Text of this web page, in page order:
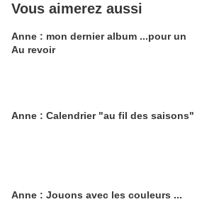
Vous aimerez aussi
Anne : mon dernier album ...pour un
Au revoir
Anne : Calendrier "au fil des saisons"
Anne : Jouons avec les couleurs ...